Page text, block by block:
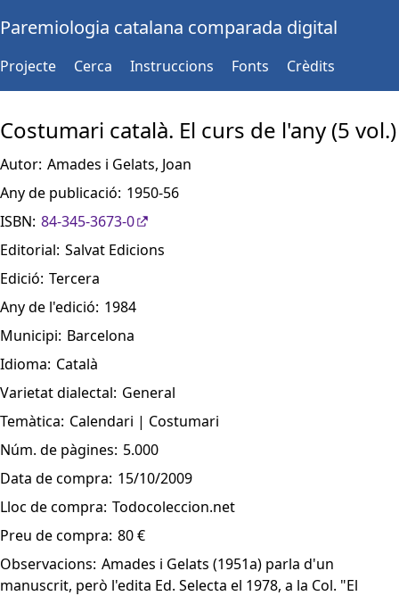
Paremiologia catalana comparada digital
Projecte Cerca Instruccions Fonts Crèdits
Costumari català. El curs de l'any (5 vol.)
Autor: Amades i Gelats, Joan
Any de publicació: 1950-56
ISBN: 84-345-3673-0
Editorial: Salvat Edicions
Edició: Tercera
Any de l'edició: 1984
Municipi: Barcelona
Idioma: Català
Varietat dialectal: General
Temàtica: Calendari | Costumari
Núm. de pàgines: 5.000
Data de compra: 15/10/2009
Lloc de compra: Todocoleccion.net
Preu de compra: 80 €
Observacions: Amades i Gelats (1951a) parla d'un
manuscrit, però l'edita Ed. Selecta el 1978, a la Col. "El